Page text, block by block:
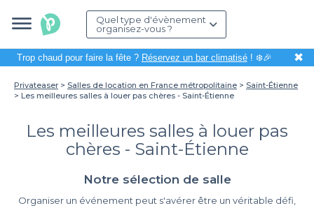
Quel type d'évènement
organisez-vous ?
Trop chaud pour faire la fête ? Réservez un bar climatisé! ❄️🎉 ✖
Privateaser Salles de location en France métropolitaine
Saint-Étienne
Les meilleures salles à louer pas chères - Saint-Étienne
Les meilleures salles à louer pas
chères - Saint-Étienne
Notre sélection de salle
Organiser un événement peut s'avérer être un véritable défi,